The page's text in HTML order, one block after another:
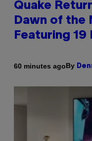
Quake
Dawn of the
Featuring 19
60 minutes agoBy